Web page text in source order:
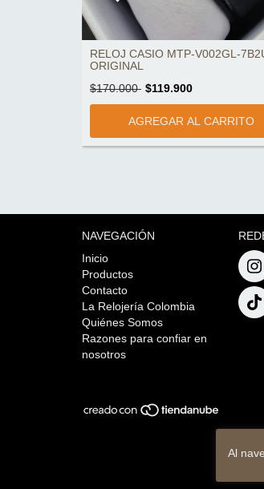
Al
RELOJ CASIO MTP-V002GL-
ORIGINAL
$170.000 $119.900
NAVEGACIÓN
Inicio
Productos
Contacto
La Relojería Colombia
Quiénes Somos
Razones para confiar en
nosotros